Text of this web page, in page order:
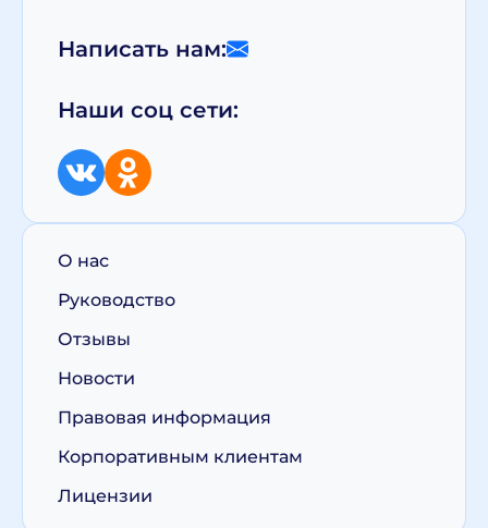
Написать нам:
Наши соц сети:
О нас
Руководство
Отзывы
Новости
Правовая информация
Корпоративным клиентам
Лицензии